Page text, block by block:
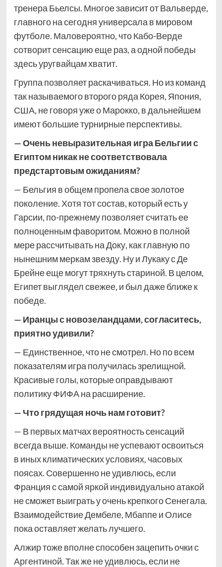
тренера Бьелсы. Многое зависит от Вальверде,
главного на сегодня универсала в мировом
футболе. Маловероятно, что Кабо-Верде
сотворит сенсацию еще раз, а одной победы
здесь уругвайцам хватит.
Группа позволяет раскачиваться. Но из команд
так называемого второго ряда Корея, Япония,
США, не говоря уже о Марокко, в дальнейшем
имеют большие турнирные перспективы.
— Очень невыразительная игра Бельгии с
Египтом никак не соответствовала
предстартовым ожиданиям?
— Бельгия в общем пропела свое золотое
поколение. Хотя тот состав, который есть у
Гарсии, по-прежнему позволяет считать ее
полноценным фаворитом. Можно в полной
мере рассчитывать на Доку, как главную по
нынешним меркам звезду. Ну и Лукаку с Де
Брейне еще могут тряхнуть стариной. В целом,
Египет выглядел свежее, и был даже ближе к
победе.
— Иранцы с новозеландцами, согласитесь,
приятно удивили?
— Единственное, что не смотрел. Но по всем
показателям игра получилась зрелищной.
Красивые голы, которые оправдывают
политику ФИФА на расширение.
— Что грядущая ночь нам готовит?
— В первых матчах вероятность сенсаций
всегда выше. Команды не успевают освоиться
в иных климатических условиях, часовых
поясах. Совершенно не удивлюсь, если
Франция с самой яркой индивидуально атакой
не сможет выиграть у очень крепкого Сенегала.
Взаимодействие Дембеле, Мбаппе и Олисе
пока оставляет желать лучшего.
Алжир тоже вполне способен зацепить очки с
Аргентиной. Так же не удивлюсь, если не